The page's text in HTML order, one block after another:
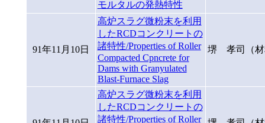
モルタルの発熱特性
91年11月10日
高炉スラグ微粉末を利用
したRCDコンクリートの
諸特性/Properties of Roller
Compacted Cpncrete for
Dams with Granyulated
Blast-Furnace Slag
堺 孝司（材
高炉スラグ微粉末を利用
したRCDコンクリートの
諸特性/Properties of Roller